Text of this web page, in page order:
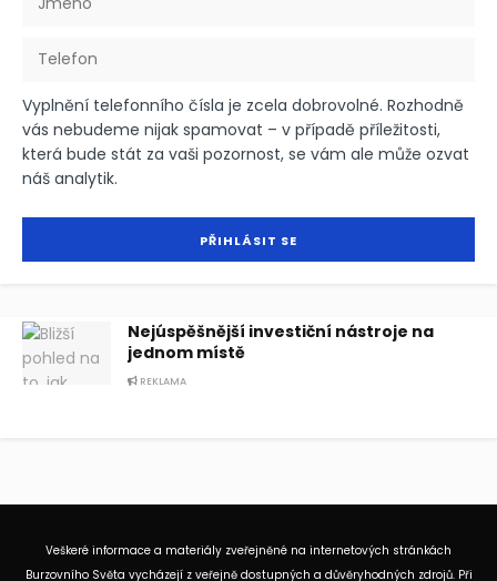
Vyplnění telefonního čísla je zcela dobrovolné. Rozhodně
vás nebudeme nijak spamovat – v případě příležitosti,
která bude stát za vaši pozornost, se vám ale může ozvat
náš analytik.
Nejúspěšnější investiční nástroje na
jednom místě
REKLAMA
Veškeré informace a materiály zveřejněné na internetových stránkách
Burzovního Světa vycházejí z veřejně dostupných a důvěryhodných zdrojů. Při